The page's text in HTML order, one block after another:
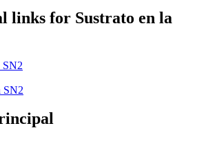
links for Sustrato en la
SN2
SN2